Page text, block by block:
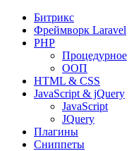
Битрикс
Фреймворк Laravel
PHP
Процедурное
ООП
HTML & CSS
JavaScript & jQuery
JavaScript
JQuery
Плагины
Сниппеты